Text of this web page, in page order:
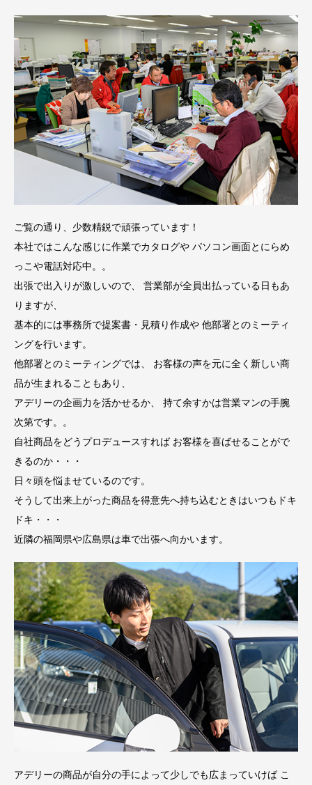
ご覧の通り、少数精鋭で頑張っています！
本社ではこんな感じに作業でカタログや パソコン画面とにらめ
っこや電話対応中。。
出張で出入りが激しいので、 営業部が全員出払っている日もあ
りますが、
基本的には事務所で提案書・見積り作成や 他部署とのミーティ
ングを行います。
他部署とのミーティングでは、 お客様の声を元に全く新しい商
品が生まれることもあり、
アデリーの企画力を活かせるか、 持て余すかは営業マンの手腕
次第です。。
自社商品をどうプロデュースすれば お客様を喜ばせることがで
きるのか・・・
日々頭を悩ませているのです。
そうして出来上がった商品を得意先へ持ち込むときはいつもドキ
ドキ・・・
近隣の福岡県や広島県は車で出張へ向かいます。
アデリーの商品が自分の手によって少しでも広まっていけば こ